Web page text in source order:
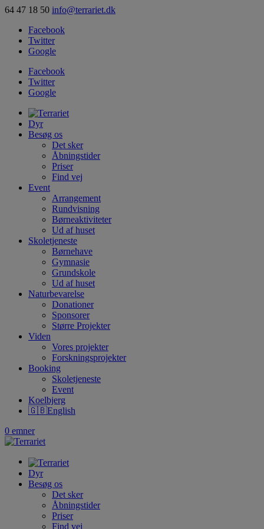
64 47 18 50 info@terrariet.dk
Facebook
Twitter
Google
Facebook
Twitter
Google
Dyr
Besøg os
Det sker
Åbningstider
Priser
Find vej
Event
Arrangement
Rundvisning
Børneaktiviteter
Ud af huset
Skoletjeneste
Børnehave
Gymnasie
Grundskole
Ud af huset
Naturbevarelse
Donationer
Sponsorer
Større Projekter
Viden
Vores projekter
Forskningsprojekter
Booking
Skoletjeneste
Event
Koelbjerg
🇬🇧English
0 emner
Dyr
Besøg os
Det sker
Åbningstider
Priser
Find vej